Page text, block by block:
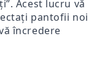
Acest lucru vă
pantofii noi
încredere